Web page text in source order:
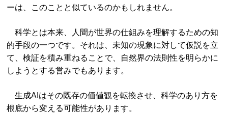
ーは、このことと似ているのかもしれません。
科学とは本来、人間が世界の仕組みを理解するための知
的手段の一つです。それは、未知の現象に対して仮説を立
て、検証を積み重ねることで、自然界の法則性を明らかに
しようとする営みでもあります。
生成AIはその既存の価値観を転換させ、科学のあり方を
根底から変える可能性があります。